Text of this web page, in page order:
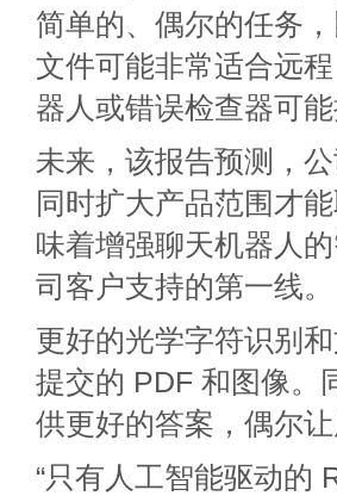
简单的、偶尔的任务
文件可能非常适合远
器人或错误检查器可
未来，该报告预测，
同时扩大产品范围才
味着增强聊天机器人
司客户支持的第一线。
更好的光学字符识别
提交的 PDF 和图像。
供更好的答案，偶尔
“只有人工智能驱动的